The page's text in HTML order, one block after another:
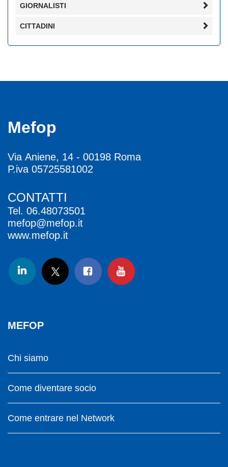
GIORNALISTI
CITTADINI
Mefop
Via Aniene, 14 - 00198 Roma
P.iva 05725581002
CONTATTI
Tel. 06.48073501
mefop@mefop.it
www.mefop.it
MEFOP
Chi siamo
Come diventare socio
Come entrare nel Network